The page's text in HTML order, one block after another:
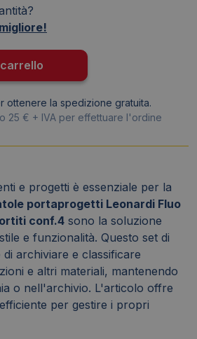
Assortito
dorso
3
cm
(conf.4)
ottenere la spedizione gratuita.
25 € + IVA per effettuare l'ordine
e progetti è essenziale per la
portaprogetti Leonardi Fluo
conf.4 sono la soluzione
e funzionalità. Questo set di
archiviare e classificare
e altri materiali, mantenendo
o nell'archivio. L'articolo offre
per gestire i propri